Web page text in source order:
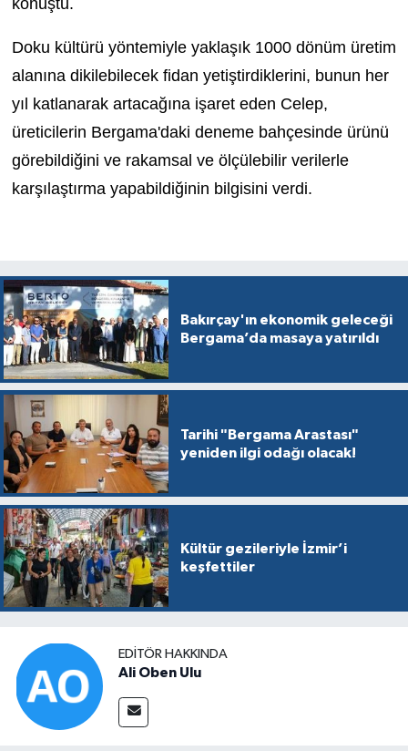
konuştu.
Doku kültürü yöntemiyle yaklaşık 1000 dönüm üretim
alanına dikilebilecek fidan yetiştirdiklerini, bunun her
yıl katlanarak artacağına işaret eden Celep,
üreticilerin Bergama'daki deneme bahçesinde ürünü
görebildiğini ve rakamsal ve ölçülebilir verilerle
karşılaştırma yapabildiğinin bilgisini verdi.
Bakırçay'ın ekonomik geleceği
Bergama’da masaya yatırıldı
Tarihi "Bergama Arastası"
yeniden ilgi odağı olacak!
Kültür gezileriyle İzmir’i
keşfettiler
EDITÖR HAKKINDA
Ali Oben Ulu